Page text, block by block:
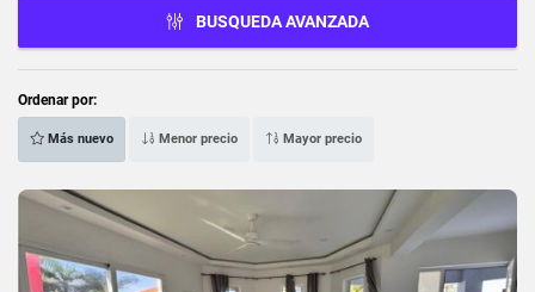
BUSQUEDA AVANZADA
Ordenar por:
Más nuevo Menor precio Mayor precio